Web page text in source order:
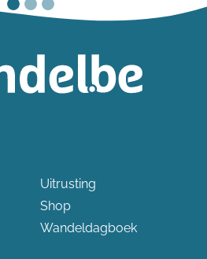
Uitrusting
Shop
Wandeldagboek